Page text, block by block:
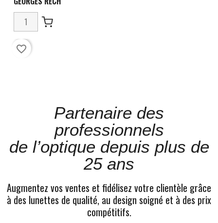
favorite_border
Partenaire des
professionnels
de l’optique depuis plus de
25 ans
Augmentez vos ventes et fidélisez votre clientèle grâce
à des lunettes de qualité, au design soigné et à des prix
compétitifs.